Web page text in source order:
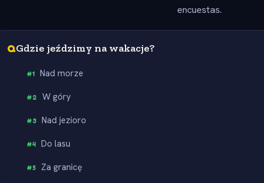
encuestas.
QGdzie jeździmy na wakacje?
#1 Nad morze
#2 W góry
#3 Nad jezioro
#4 Do lasu
#5 Za granicę